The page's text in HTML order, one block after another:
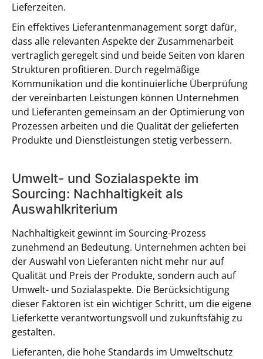
Lieferzeiten.
Ein effektives Lieferantenmanagement sorgt dafür,
dass alle relevanten Aspekte der Zusammenarbeit
vertraglich geregelt sind und beide Seiten von klaren
Strukturen profitieren. Durch regelmäßige
Kommunikation und die kontinuierliche Überprüfung
der vereinbarten Leistungen können Unternehmen
und Lieferanten gemeinsam an der Optimierung von
Prozessen arbeiten und die Qualität der gelieferten
Produkte und Dienstleistungen stetig verbessern.
Umwelt- und Sozialaspekte im
Sourcing: Nachhaltigkeit als
Auswahlkriterium
Nachhaltigkeit gewinnt im Sourcing-Prozess
zunehmend an Bedeutung. Unternehmen achten bei
der Auswahl von Lieferanten nicht mehr nur auf
Qualität und Preis der Produkte, sondern auch auf
Umwelt- und Sozialaspekte. Die Berücksichtigung
dieser Faktoren ist ein wichtiger Schritt, um die eigene
Lieferkette verantwortungsvoll und zukunftsfähig zu
gestalten.
Lieferanten, die hohe Standards im Umweltschutz